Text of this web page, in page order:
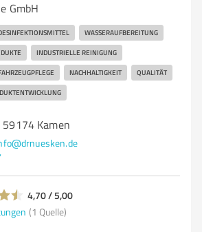
GmbH
WASSERAUFBEREITUNG
INDUSTRIELLE REINIGUNG
NACHHALTIGKEIT QUALITÄT
Kamen
4,70 / 5,00
(1 Quelle)